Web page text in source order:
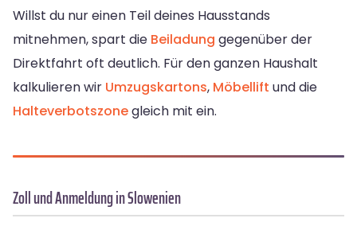
Willst du nur einen Teil deines Hausstands
mitnehmen, spart die Beiladung gegenüber der
Direktfahrt oft deutlich. Für den ganzen Haushalt
kalkulieren wir Umzugskartons, Möbellift und die
Halteverbotszonegleich mit ein.
Zoll und Anmeldung in Slowenien